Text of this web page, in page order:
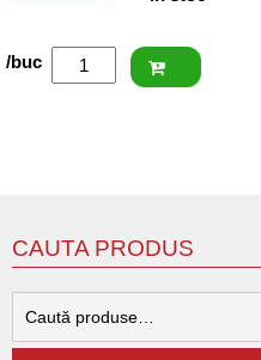
Cantitate
/buc
CAUTA PRODUS